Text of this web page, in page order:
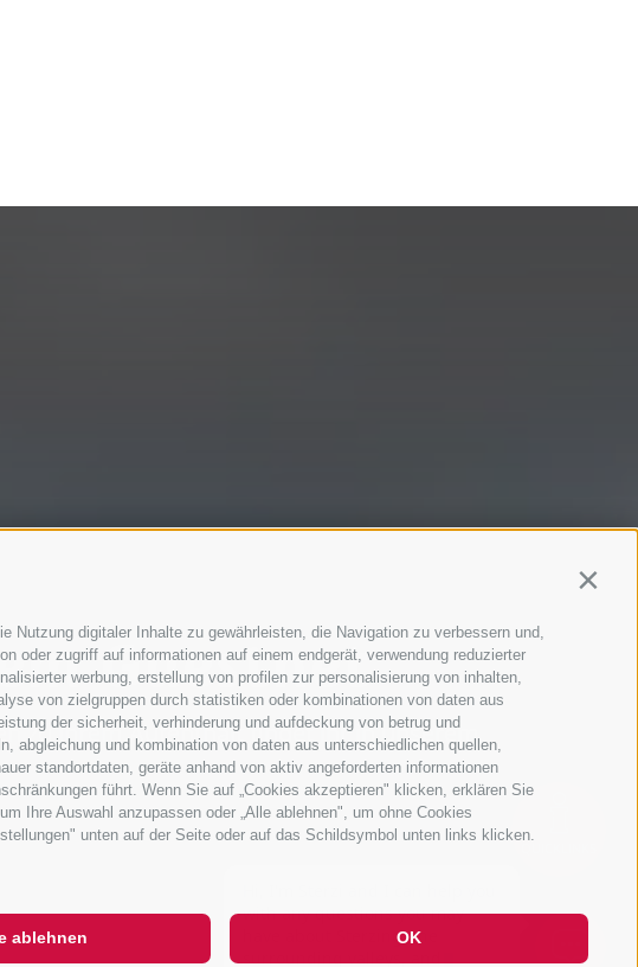
digitaler Inhalte zu gewährleisten, die Navigation zu verbessern und,
oder zugriff auf informationen auf einem endgerät, verwendung reduzierter
werbung, erstellung von profilen zur personalisierung von inhalten,
von zielgruppen durch statistiken oder kombinationen von daten aus
der sicherheit, verhinderung und aufdeckung von betrug und
abgleichung und kombination von daten aus unterschiedlichen quellen,
standortdaten, geräte anhand von aktiv angeforderten informationen
führt. Wenn Sie auf „Cookies akzeptieren" klicken, erklären Sie
Ihre Auswahl anzupassen oder „Alle ablehnen", um ohne Cookies
unten auf der Seite oder auf das Schildsymbol unten links klicken.
OK
ablehnen
Guestnet
zu ihrem Aufenthalt findet ihr in unserem
Hi, I'm Sterzi and I can help you
surrounding valleys, and the
Rosskopf mountain. Just ask me
anyt